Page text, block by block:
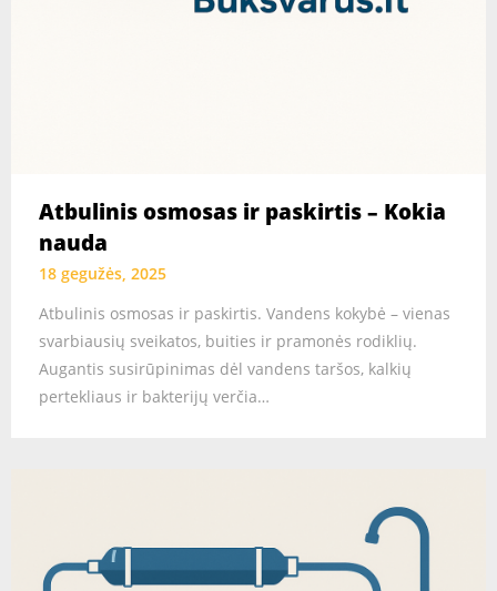
Atbulinis osmosas ir paskirtis – Kokia
nauda
18 gegužės, 2025
Atbulinis osmosas ir paskirtis. Vandens kokybė – vienas
svarbiausių sveikatos, buities ir pramonės rodiklių.
Augantis susirūpinimas dėl vandens taršos, kalkių
pertekliaus ir bakterijų verčia…